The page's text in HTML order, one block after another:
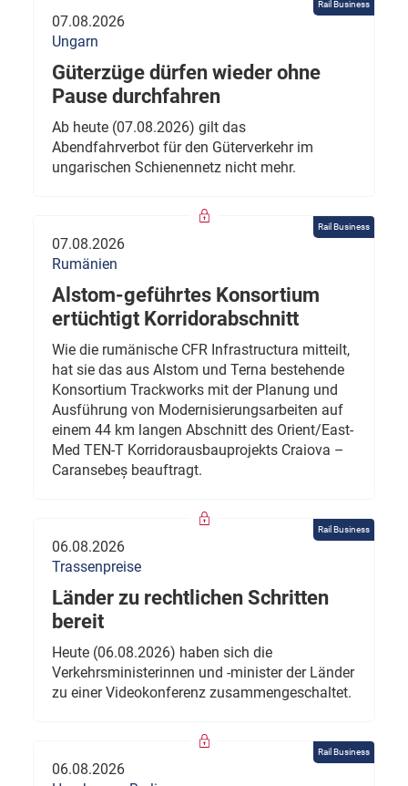
Rail Business
07.08.2026
Ungarn
Güterzüge dürfen wieder ohne
Pause durchfahren
Ab heute (07.08.2026) gilt das
Abendfahrverbot für den Güterverkehr im
ungarischen Schienennetz nicht mehr.
Rail Business
07.08.2026
Rumänien
Alstom-geführtes Konsortium
ertüchtigt Korridorabschnitt
Wie die rumänische CFR Infrastructura mitteilt,
hat sie das aus Alstom und Terna bestehende
Konsortium Trackworks mit der Planung und
Ausführung von Modernisierungsarbeiten auf
einem 44 km langen Abschnitt des Orient/East-
Med TEN-T Korridorausbauprojekts Craiova –
Caransebeș beauftragt.
Rail Business
06.08.2026
Trassenpreise
Länder zu rechtlichen Schritten
bereit
Heute (06.08.2026) haben sich die
Verkehrsministerinnen und -minister der Länder
zu einer Videokonferenz zusammengeschaltet.
Rail Business
06.08.2026